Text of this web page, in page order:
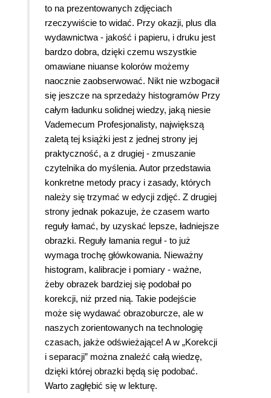
to na prezentowanych zdjęciach
rzeczywiście to widać. Przy okazji, plus dla
wydawnictwa - jakość i papieru, i druku jest
bardzo dobra, dzięki czemu wszystkie
omawiane niuanse kolorów możemy
naocznie zaobserwować. Nikt nie wzbogacił
się jeszcze na sprzedaży histogramów Przy
całym ładunku solidnej wiedzy, jaką niesie
Vademecum Profesjonalisty, największą
zaletą tej książki jest z jednej strony jej
praktyczność, a z drugiej - zmuszanie
czytelnika do myślenia. Autor przedstawia
konkretne metody pracy i zasady, których
należy się trzymać w edycji zdjęć. Z drugiej
strony jednak pokazuje, że czasem warto
reguły łamać, by uzyskać lepsze, ładniejsze
obrazki. Reguły łamania reguł - to już
wymaga trochę główkowania. Nieważny
histogram, kalibracje i pomiary - ważne,
żeby obrazek bardziej się podobał po
korekcji, niż przed nią. Takie podejście
może się wydawać obrazoburcze, ale w
naszych zorientowanych na technologię
czasach, jakże odświeżające! A w „Korekcji
i separacji” można znaleźć całą wiedzę,
dzięki której obrazki będą się podobać.
Warto zagłębić się w lekturę.